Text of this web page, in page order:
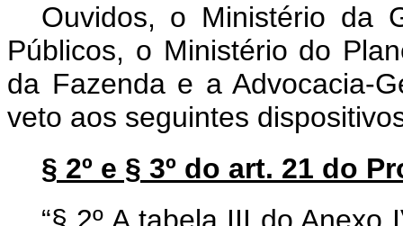
Ouvidos, o Ministério da
Públicos, o Ministério do
da Fazenda e a Advocacia-
veto aos seguintes
§ 2º e § 3º do art. 21 do